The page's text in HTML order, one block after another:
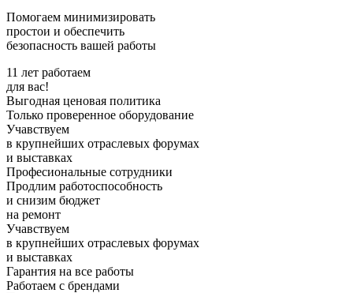
Помогаем минимизировать
простои и обеспечить
безопасность вашей работы
11 лет работаем
для вас!
Выгодная ценовая политика
Только проверенное оборудование
Учавствуем
в крупнейших отраслевых форумах
и выставках
Професиональные сотрудники
Продлим работоспособность
и снизим бюджет
на ремонт
Учавствуем
в крупнейших отраслевых форумах
и выставках
Гарантия на все работы
Работаем с брендами